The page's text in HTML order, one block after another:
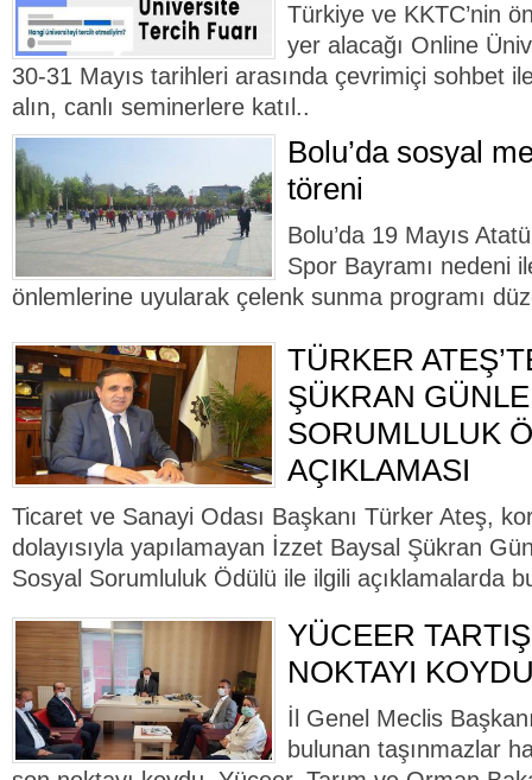
Türkiye ve KKTC’nin
yer alacağı Online
30-31 Mayıs tarihleri arasında çevrimiçi sohbet
alın, canlı seminerlere katıl..
Bolu’da sosyal
töreni
Bolu’da 19 Mayıs
Spor Bayramı nedeni
önlemlerine uyularak çelenk sunma programı
TÜRKER
ŞÜKRAN
SORUMLULUK
AÇIKLAMASI
Ticaret ve Sanayi Odası Başkanı Türker Ateş,
dolayısıyla yapılamayan İzzet Baysal Şükran
Sosyal Sorumluluk Ödülü ile ilgili açıklamalarda
YÜCEER
NOKTAYI
İl Genel Meclis
bulunan taşınmazlar